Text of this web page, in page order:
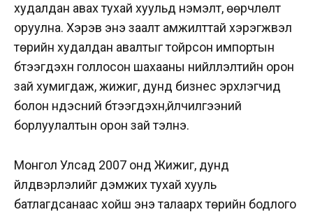
худалдан авах тухай хуульд нэмэлт, өөрчлөлт
оруулна. Хэрэв энэ заалт амжилттай хэрэгжвэл
төрийн худалдан авалтыг тойрсон импортын
бүтээгдэхүүн голлосон шахааны нийлүүлэлтийн орон
зай хумигдаж, жижиг, дунд бизнес эрхлэгчид
болон үндэсний бүтээгдэхүүн,үйлчилгээний
борлуулалтын орон зай тэлнэ.
Монгол Улсад 2007 онд Жижиг, дунд
үйлдвэрлэлийг дэмжих тухай хууль
батлагдсанаас хойш энэ талаарх төрийн бодлого